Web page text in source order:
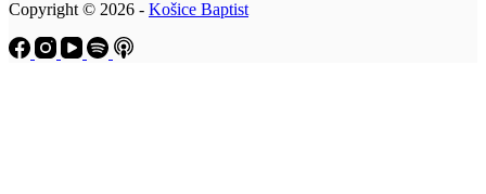
Copyright © 2026 - Košice Baptist